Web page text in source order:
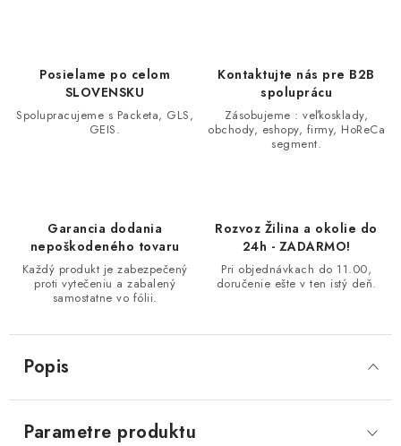
Posielame po celom
SLOVENSKU
Spolupracujeme s Packeta, GLS,
GEIS.
Kontaktujte nás pre B2B
spoluprácu
Zásobujeme : veľkosklady,
obchody, eshopy, firmy, HoReCa
segment.
Garancia dodania
nepoškodeného tovaru
Každý produkt je zabezpečený
proti vytečeniu a zabalený
samostatne vo fólii.
Rozvoz Žilina a okolie do
24h - ZADARMO!
Pri objednávkach do 11.00,
doručenie ešte v ten istý deň.
Popis
Parametre produktu